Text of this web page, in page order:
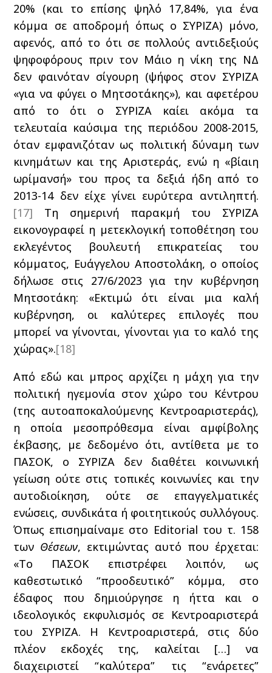
20% (και το επίσης ψηλό 17,84%, για ένα
κόμμα σε αποδρομή όπως ο ΣΥΡΙΖΑ) μόνο,
αφενός, από το ότι σε πολλούς αντιδεξιούς
ψηφοφόρους πριν τον Μάιο η νίκη της ΝΔ
δεν φαινόταν σίγουρη (ψήφος στον ΣΥΡΙΖΑ
«για να φύγει ο Μητσοτάκης»), και αφετέρου
από το ότι ο ΣΥΡΙΖΑ καίει ακόμα τα
τελευταία καύσιμα της περιόδου 2008-2015,
όταν εμφανιζόταν ως πολιτική δύναμη των
κινημάτων και της Αριστεράς, ενώ η «βίαιη
ωρίμανσή» του προς τα δεξιά ήδη από το
2013-14 δεν είχε γίνει ευρύτερα αντιληπτή.
[17] Τη σημερινή παρακμή του ΣΥΡΙΖΑ
εικονογραφεί η μετεκλογική τοποθέτηση του
εκλεγέντος βουλευτή επικρατείας του
κόμματος, Ευάγγελου Αποστολάκη, ο οποίος
δήλωσε στις 27/6/2023 για την κυβέρνηση
Μητσοτάκη: «Εκτιμώ ότι είναι μια καλή
κυβέρνηση, οι καλύτερες επιλογές που
μπορεί να γίνονται, γίνονται για το καλό της
χώρας».[18]
Από εδώ και μπρος αρχίζει η μάχη για την
πολιτική ηγεμονία στον χώρο του Κέντρου
(της αυτοαποκαλούμενης Κεντροαριστεράς),
η οποία μεσοπρόθεσμα είναι αμφίβολης
έκβασης, με δεδομένο ότι, αντίθετα με το
ΠΑΣΟΚ, ο ΣΥΡΙΖΑ δεν διαθέτει κοινωνική
γείωση ούτε στις τοπικές κοινωνίες και την
αυτοδιοίκηση, ούτε σε επαγγελματικές
ενώσεις, συνδικάτα ή φοιτητικούς συλλόγους.
Όπως επισημαίναμε στο Editorial του τ. 158
των Θέσεων, εκτιμώντας αυτό που έρχεται:
«Το ΠΑΣΟΚ επιστρέφει λοιπόν, ως
καθεστωτικό “προοδευτικό” κόμμα, στο
έδαφος που δημιούργησε η ήττα και ο
ιδεολογικός εκφυλισμός σε Κεντροαριστερά
του ΣΥΡΙΖΑ. Η Κεντροαριστερά, στις δύο
πλέον εκδοχές της, καλείται […] να
διαχειριστεί “καλύτερα” τις “ενάρετες”